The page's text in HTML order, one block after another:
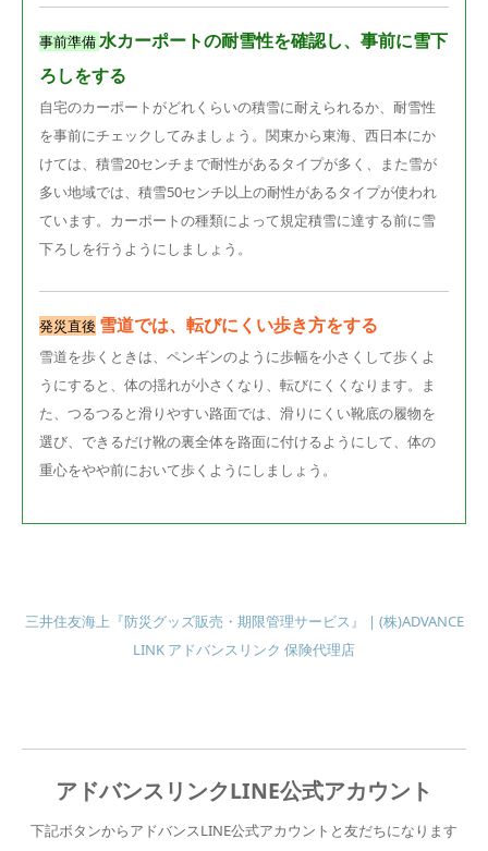
事前準備水カーポートの耐雪性を確認し、事前に雪下
ろしをする
自宅のカーポートがどれくらいの積雪に耐えられるか、耐雪性
を事前にチェックしてみましょう。関東から東海、西日本にか
けては、積雪20センチまで耐性があるタイプが多く、また雪が
多い地域では、積雪50センチ以上の耐性があるタイプが使われ
ています。カーポートの種類によって規定積雪に達する前に雪
下ろしを行うようにしましょう。
発災直後 雪道では、転びにくい歩き方をする
雪道を歩くときは、ペンギンのように歩幅を小さくして歩くよ
うにすると、体の揺れが小さくなり、転びにくくなります。ま
た、つるつると滑りやすい路面では、滑りにくい靴底の履物を
選び、できるだけ靴の裏全体を路面に付けるようにして、体の
重心をやや前において歩くようにしましょう。
三井住友海上『防災グッズ販売・期限管理サービス』 | (株)ADVANCE
LINK アドバンスリンク 保険代理店
アドバンスリンクLINE公式アカウント
下記ボタンからアドバンスLINE公式アカウントと友だちになります